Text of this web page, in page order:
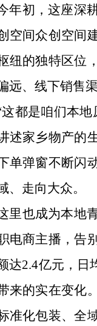
年初，这座深
空间众创空间
纽的独特区位
远、线下销售
这都是咱们本
述家乡物产的
单弹窗不断闪
、走向大众。
里也成为本地
电商主播，告
达2.4亿元，日
来的实在变化。
准化包装、全